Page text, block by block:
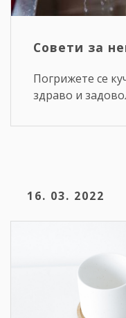
Совети за
Погрижете се
здраво и
16. 03. 2022